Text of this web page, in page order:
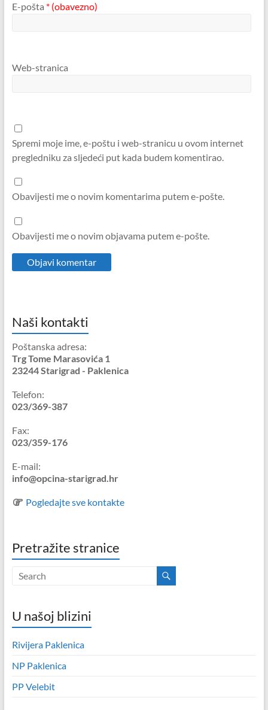
E-pošta * (obavezno)
Web-stranica
Spremi moje ime, e-poštu i web-stranicu u ovom internet
pregledniku za sljedeći put kada budem komentirao.
Obavijesti me o novim komentarima putem e-pošte.
Obavijesti me o novim objavama putem e-pošte.
Naši kontakti
Poštanska adresa:
Trg Tome Marasovića 1
23244 Starigrad - Paklenica
Telefon:
023/369-387
Fax:
023/359-176
E-mail:
info@opcina-starigrad.hr
Pogledajte sve kontakte
Pretražite stranice
U našoj blizini
Rivijera Paklenica
NP Paklenica
PP Velebit